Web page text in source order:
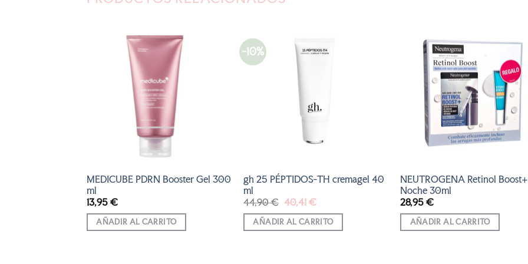
MEDICUBE PDRN Booster Gel 300
ml
13,95 €
AÑADIR AL CARRITO
-10%
gh 25 PÉPTIDOS-TH cremagel 40
ml
44,90€ El
precio
original
era:
44,90 €.
40,41 €El
actual
es:
40,41 €.
AÑADIR AL CARRITO
A LA
LISTA
DE
DESEOS
NEUTROGENA Retinol Boost+
Noche 30ml
28,95€
AÑADIR AL CARRITO